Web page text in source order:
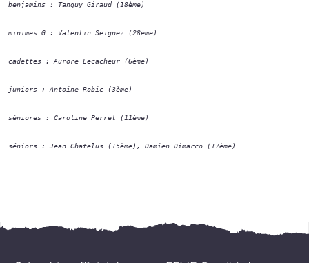
benjamins : Tanguy Giraud (18ème)
minimes G : Valentin Seignez (28ème)
cadettes : Aurore Lecacheur (6ème)
juniors : Antoine Robic (3ème)
séniores : Caroline Perret (11ème)
séniors : Jean Chatelus (15ème), Damien Dimarco (17ème)